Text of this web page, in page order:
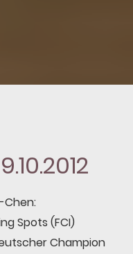
Chen:
Spots (FCI)
Champion